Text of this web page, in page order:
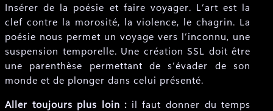
Insérer de la poésie et faire voyager. L’art est la
clef contre la morosité, la violence, le chagrin. La
poésie nous permet un voyage vers l’inconnu, une
suspension temporelle. Une création SSL doit être
une parenthèse permettant de s’évader de son
monde et de plonger dans celui présenté.
Aller toujours plus loin : il faut donner du temps